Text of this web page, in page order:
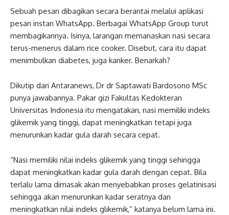
Sebuah pesan dibagikan secara berantai melalui aplikasi
pesan instan WhatsApp. Berbagai WhatsApp Group turut
membagikannya. Isinya, larangan memanaskan nasi secara
terus-menerus dalam rice cooker. Disebut, cara itu dapat
menimbulkan diabetes, juga kanker. Benarkah?
Dikutip dari Antaranews, Dr dr Saptawati Bardosono MSc
punya jawabannya. Pakar gizi Fakultas Kedokteran
Universitas Indonesia itu mengatakan, nasi memiliki indeks
glikemik yang tinggi, dapat meningkatkan tetapi juga
menurunkan kadar gula darah secara cepat.
“Nasi memiliki nilai indeks glikemik yang tinggi sehingga
dapat meningkatkan kadar gula darah dengan cepat. Bila
terlalu lama dimasak akan menyebabkan proses gelatinisasi
sehingga akan menurunkan kadar seratnya dan
meningkatkan nilai indeks glikemik,” katanya belum lama ini.